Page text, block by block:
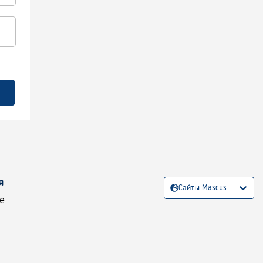
Сайты Mascus